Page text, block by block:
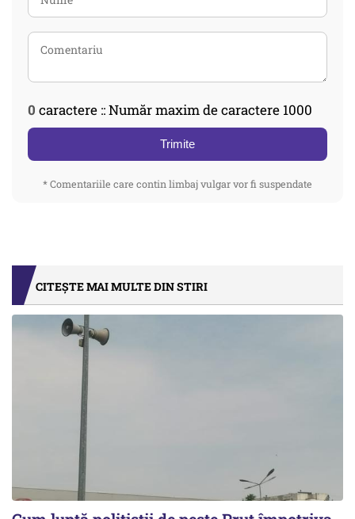
0 caractere :: Număr maxim de caractere 1000
Trimite
* Comentariile care contin limbaj vulgar vor fi suspendate
CITEȘTE MAI MULTE DIN STIRI